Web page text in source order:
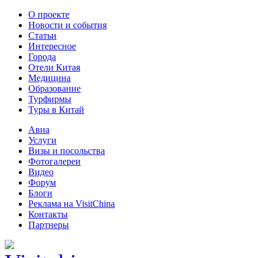
О проекте
Новости и события
Статьи
Интересное
Города
Отели Китая
Медицина
Образование
Турфирмы
Туры в Китай
Авиа
Услуги
Визы и посольства
Фотогалереи
Видео
Форум
Блоги
Реклама на VisitChina
Контакты
Партнеры